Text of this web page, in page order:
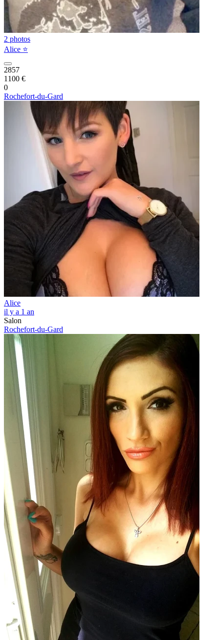
2 photos
Alice ⭐️
2857
1100 €
0
Rochefort-du-Gard
Alice
il y a 1 an
Salon
Rochefort-du-Gard